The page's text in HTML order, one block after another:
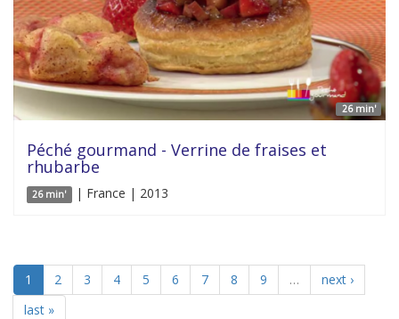
26 min'
Péché gourmand - Verrine de fraises et
rhubarbe
26 min' | France | 2013
1 2 3 4 5 6 7 8 9 …
next ›
last »